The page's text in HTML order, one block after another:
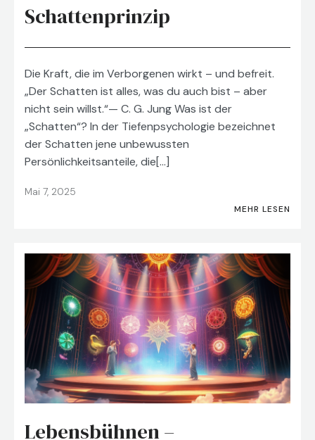
Schattenprinzip
Die Kraft, die im Verborgenen wirkt – und befreit.
„Der Schatten ist alles, was du auch bist – aber
nicht sein willst.“— C. G. Jung Was ist der
„Schatten“? In der Tiefenpsychologie bezeichnet
der Schatten jene unbewussten
Persönlichkeitsanteile, die[…]
Mai 7, 2025
MEHR LESEN
Lebensbühnen –